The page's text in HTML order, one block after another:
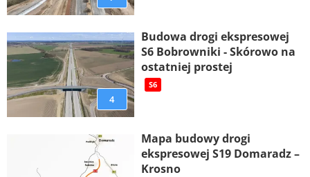
4
Budowa drogi ekspresowej
S6 Bobrowniki - Skórowo na
ostatniej prostej
S6
Mapa budowy drogi
ekspresowej S19 Domaradz –
Krosno